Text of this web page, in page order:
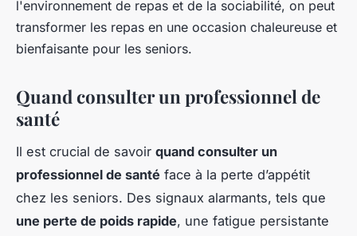
l'environnement de repas et de la sociabilité, on peut
transformer les repas en une occasion chaleureuse et
bienfaisante pour les seniors.
Quand consulter un professionnel de
santé
Il est crucial de savoir quand consulter un
professionnel de santé face à la perte d’appétit
chez les seniors. Des signaux alarmants, tels que
une perte de poids rapide, une fatigue persistante